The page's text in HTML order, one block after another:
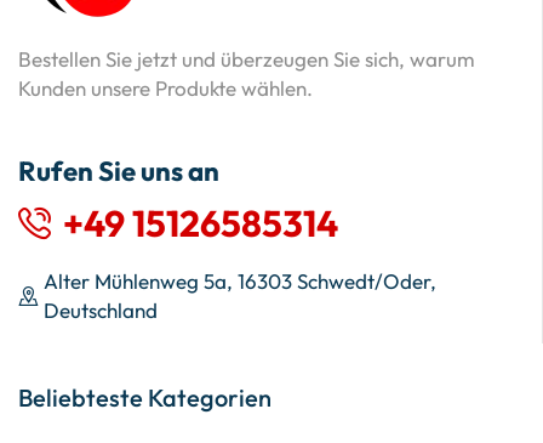
Bestellen Sie jetzt und überzeugen Sie sich, warum
Kunden unsere Produkte wählen.
Rufen Sie uns an
+49 15126585314
Alter Mühlenweg 5a, 16303 Schwedt/Oder,
Deutschland
Beliebteste Kategorien